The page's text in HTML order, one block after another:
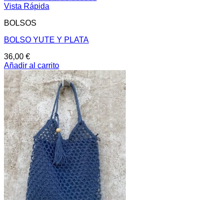
Vista Rápida
BOLSOS
BOLSO YUTE Y PLATA
36,00 €
Añadir al carrito